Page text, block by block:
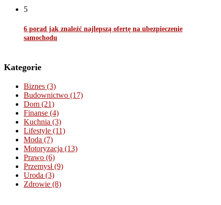
5
6 porad jak znaleźć najlepszą ofertę na ubezpieczenie
samochodu
Kategorie
Biznes (3)
Budownictwo (17)
Dom (21)
Finanse (4)
Kuchnia (3)
Lifestyle (11)
Moda (7)
Motoryzacja (13)
Prawo (6)
Przemysł(9)
Uroda (3)
Zdrowie (8)